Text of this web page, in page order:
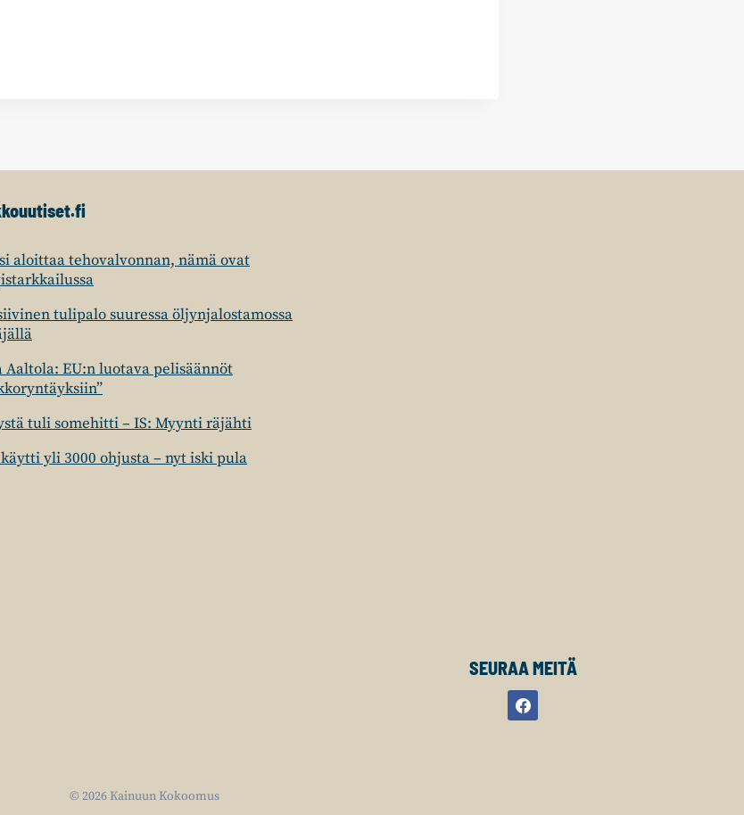
aloittaa tehovalvonnan, nämä ovat
tulipalo suuressa öljynjalostamossa
Aaltola: EU:n luotava pelisäännöt
tuli somehitti – IS: Myynti räjähti
käytti yli 3000 ohjusta – nyt iski pula
SEURAA MEITÄ
© 2026 Kainuun Kokoomus